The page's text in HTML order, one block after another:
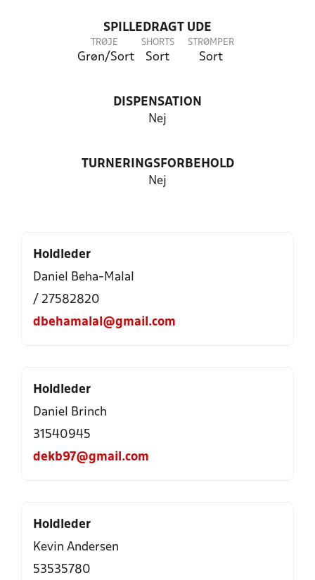
SPILLEDRAGT UDE
TRØJE
Grøn/Sort
SHORTS
Sort
STRØMPER
Sort
DISPENSATION
Nej
TURNERINGSFORBEHOLD
Nej
Holdleder
Daniel Beha-Malal
/ 27582820
dbehamalal@gmail.com
Holdleder
Daniel Brinch
31540945
dekb97@gmail.com
Holdleder
Kevin Andersen
53535780